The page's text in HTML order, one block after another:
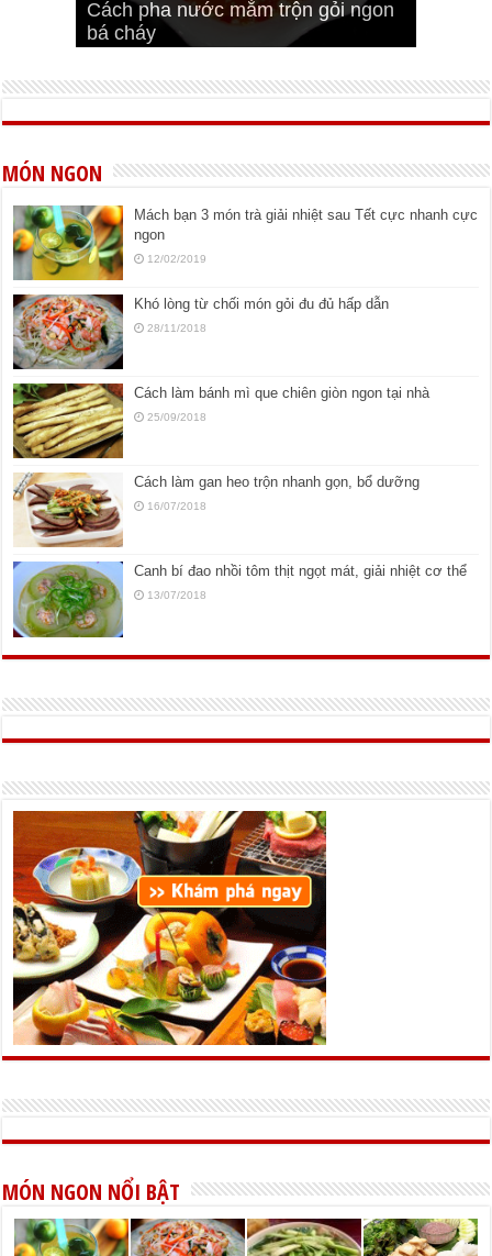
Cách pha nước mắm trộn gỏi ngon
bá cháy
Bí quyết để chiên đậu hũ giòn ngon
Cách ướp sườn non nướng ngon
đúng vị
Cách ướp thịt heo chiên ngon mềm
Bật mí cách ướp sườn cơm tấm
ngon
MÓN NGON
Mách bạn 3 món trà giải nhiệt sau Tết cực nhanh cực
ngon
12/02/2019
Khó lòng từ chối món gỏi đu đủ hấp dẫn
28/11/2018
Cách làm bánh mì que chiên giòn ngon tại nhà
25/09/2018
Cách làm gan heo trộn nhanh gọn, bổ dưỡng
16/07/2018
Canh bí đao nhồi tôm thịt ngọt mát, giải nhiệt cơ thể
13/07/2018
MÓN NGON NỔI BẬT